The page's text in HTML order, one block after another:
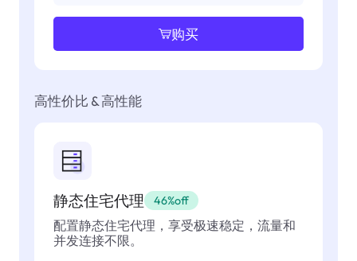
购买
高性价比 & 高性能
静态住宅代理 46%off
配置静态住宅代理，享受极速稳定，流量和
并发连接不限。